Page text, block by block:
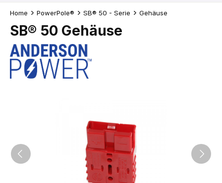
Home PowerPole® SB® 50 - Serie Gehäuse
SB® 50 Gehäuse